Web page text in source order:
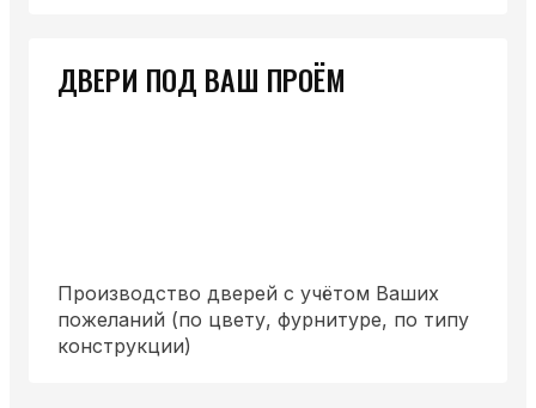
ДВЕРИ ПОД ВАШ ПРОЁМ
Производство дверей с учётом Ваших
пожеланий (по цвету, фурнитуре, по типу
конструкции)